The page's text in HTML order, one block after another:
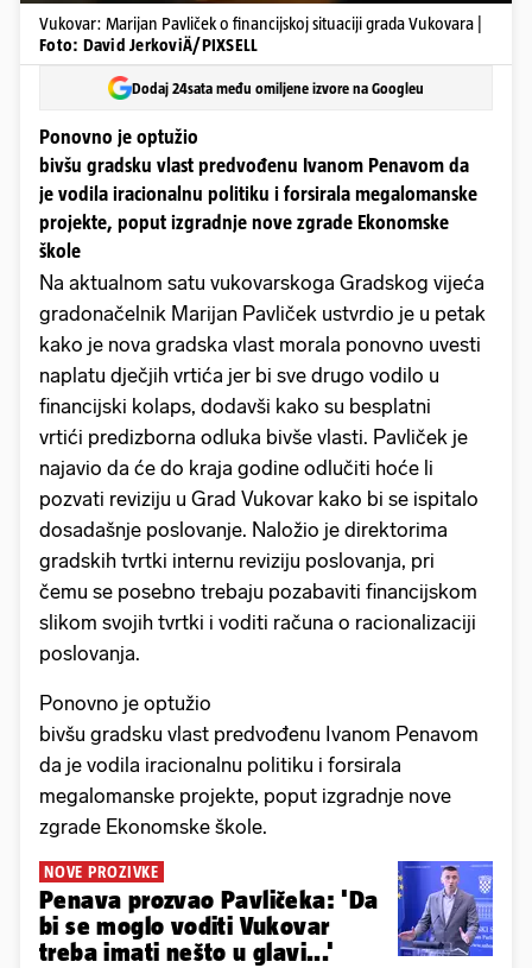
Vukovar: Marijan Pavliček o financijskoj situaciji grada Vukovara |
Foto: David JerkoviÄ/PIXSELL
Dodaj 24sata među omiljene izvore na Googleu
Ponovno je optužio
bivšu gradsku vlast predvođenu Ivanom Penavom da
je vodila iracionalnu politiku i forsirala megalomanske
projekte, poput izgradnje nove zgrade Ekonomske
škole
Na aktualnom satu vukovarskoga Gradskog vijeća
gradonačelnik Marijan Pavliček ustvrdio je u petak
kako je nova gradska vlast morala ponovno uvesti
naplatu dječjih vrtića jer bi sve drugo vodilo u
financijski kolaps, dodavši kako su besplatni
vrtići predizborna odluka bivše vlasti. Pavliček je
najavio da će do kraja godine odlučiti hoće li
pozvati reviziju u Grad Vukovar kako bi se ispitalo
dosadašnje poslovanje. Naložio je direktorima
gradskih tvrtki internu reviziju poslovanja, pri
čemu se posebno trebaju pozabaviti financijskom
slikom svojih tvrtki i voditi računa o racionalizaciji
poslovanja.
Ponovno je optužio
bivšu gradsku vlast predvođenu Ivanom Penavom
da je vodila iracionalnu politiku i forsirala
megalomanske projekte, poput izgradnje nove
zgrade Ekonomske škole.
NOVE PROZIVKE
Penava prozvao Pavličeka: 'Da
bi se moglo voditi Vukovar
treba imati nešto u glavi...'